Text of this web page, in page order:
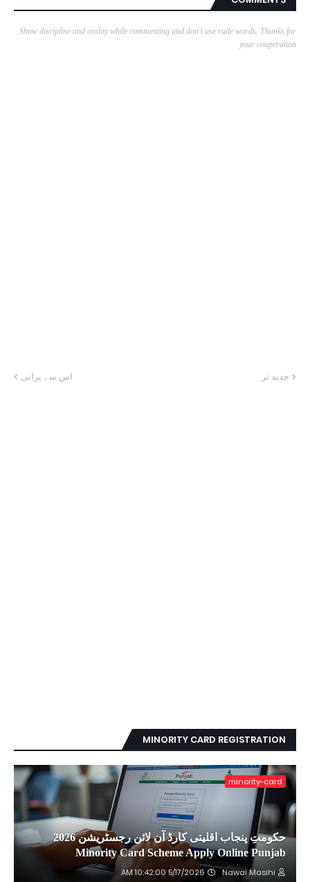
Show discipline and civility while commenting and don't use rude words. Thanks for
your cooperation
جدید تر اس سے پرانی
MINORITY CARD REGISTRATION
minority-card
حکومتِ پنجاب اقلیتی کارڈ آن لائن رجسٹریشن 2026
Minority Card Scheme Apply Online Punjab
Nawai Masihi
5/17/2026 10:42:00 AM